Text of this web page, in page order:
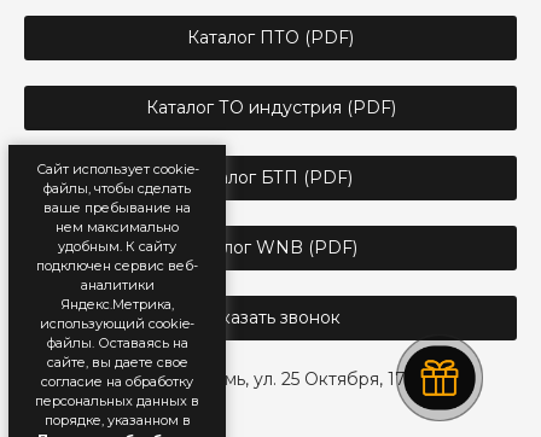
Сайт использует cookie-
файлы, чтобы сделать
ваше пребывание на
нем максимально
удобным. К cайту
подключен сервис веб-
аналитики
Яндекс.Метрика,
использующий cookie-
файлы. Оставаясь на
сайте, вы даете свое
согласие на обработку
персональных данных в
порядке, указанном в
г. Пермь, ул. 25 Октября, 17
Каталог ПТО (PDF)
Каталог ТО индустрия (PDF)
Каталог БТП (PDF)
Каталог WNB (PDF)
Заказать звонок